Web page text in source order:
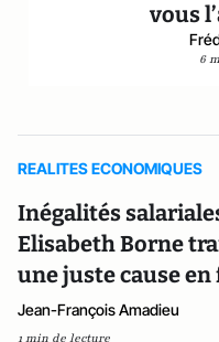
vous
6
REALITES ECONOMIQUES
Inégalités
Elisabeth Borne
une juste cause en
Jean-François Amadieu
1 min de lecture